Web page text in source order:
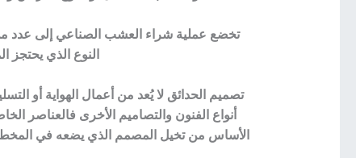
تخضع عملية شراء العشب الصناعي إلى عدد من
النوع الذي يحتجز
تصميم الحدائق لا يُعد من أعمال الهواية أو
أنواع الفنون والتصاميم الأخرى فالعناصر
الأساس من تخيل المصمم الذي يضعه في